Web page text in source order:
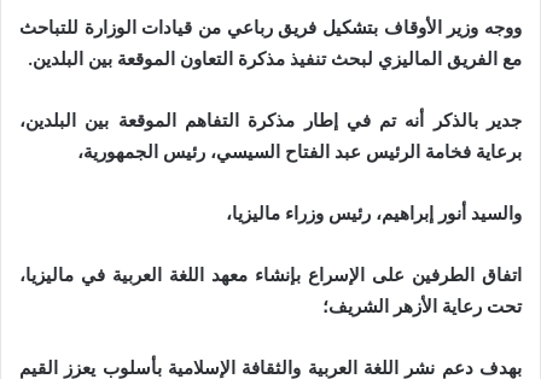
ووجه وزير الأوقاف بتشكيل فريق رباعي من قيادات الوزارة للتباحث
مع الفريق الماليزي لبحث تنفيذ مذكرة التعاون الموقعة بين البلدين.
جدير بالذكر أنه تم في إطار مذكرة التفاهم الموقعة بين البلدين،
برعاية فخامة الرئيس عبد الفتاح السيسي، رئيس الجمهورية،
والسيد أنور إبراهيم، رئيس وزراء ماليزيا،
اتفاق الطرفين على الإسراع بإنشاء معهد اللغة العربية في ماليزيا،
تحت رعاية الأزهر الشريف؛
بهدف دعم نشر اللغة العربية والثقافة الإسلامية بأسلوب يعزز القيم